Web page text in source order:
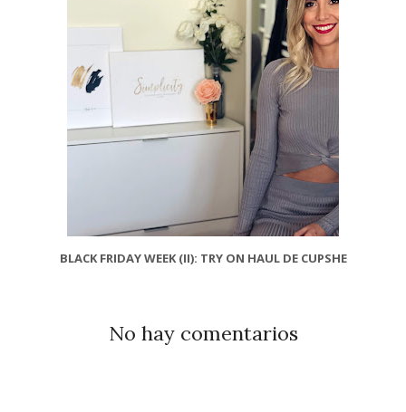
BLACK FRIDAY WEEK (II): TRY ON HAUL DE CUPSHE
No hay comentarios